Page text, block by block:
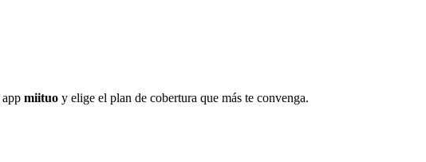
miituo y elige el plan de cobertura que más te convenga.